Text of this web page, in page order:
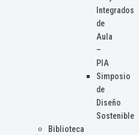
Integrados
de
Aula
–
PIA
Simposio
de
Diseño
Sostenible
Biblioteca